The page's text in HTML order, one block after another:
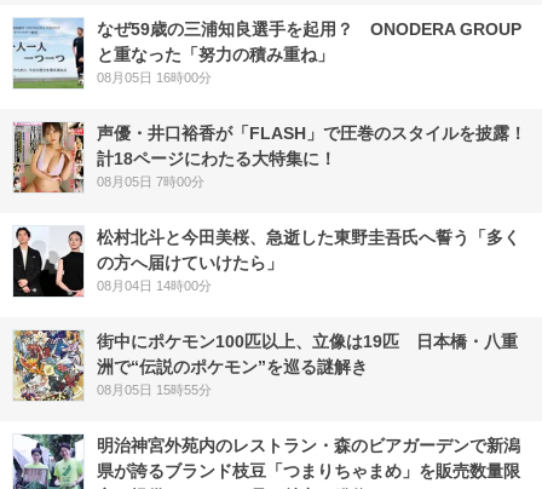
なぜ59歳の三浦知良選手を起用？ ONODERA GROUP
と重なった「努力の積み重ね」
08月05日 16時00分
声優・井口裕香が「FLASH」で圧巻のスタイルを披露！
計18ページにわたる大特集に！
08月05日 7時00分
松村北斗と今田美桜、急逝した東野圭吾氏へ誓う「多く
の方へ届けていけたら」
08月04日 14時00分
街中にポケモン100匹以上、立像は19匹 日本橋・八重
洲で“伝説のポケモン”を巡る謎解き
08月05日 15時55分
明治神宮外苑内のレストラン・森のビアガーデンで新潟
県が誇るブランド枝豆「つまりちゃまめ」を販売数量限